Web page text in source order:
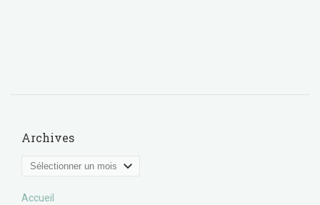
Archives
Archives
Accueil